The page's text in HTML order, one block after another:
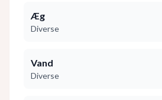
Æg
Diverse
Vand
Diverse